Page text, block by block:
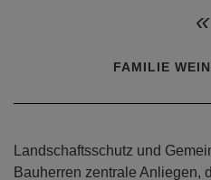
FAMILIE
Landschaftsschutz und
Bauherren zentrale Anliegen,